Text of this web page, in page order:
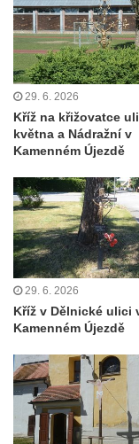
Kunraticích u
Kříž naproti
Šluknova
Kříž u polní
Knížecím
Školní kříž u
Boží muka
Rychnově u
Centrální kříž
svatého
nad Nisou
Misijní kříž na
Kříž u domu čp.
Kříž u rozcestí u
Centrální kříž
29. 6. 2026
Kříž na křižovatce
května a Nádražní v
Kamenném Újezdě
29. 6. 2026
Kříž v Dělnické ulici
Kamenném Újezdě